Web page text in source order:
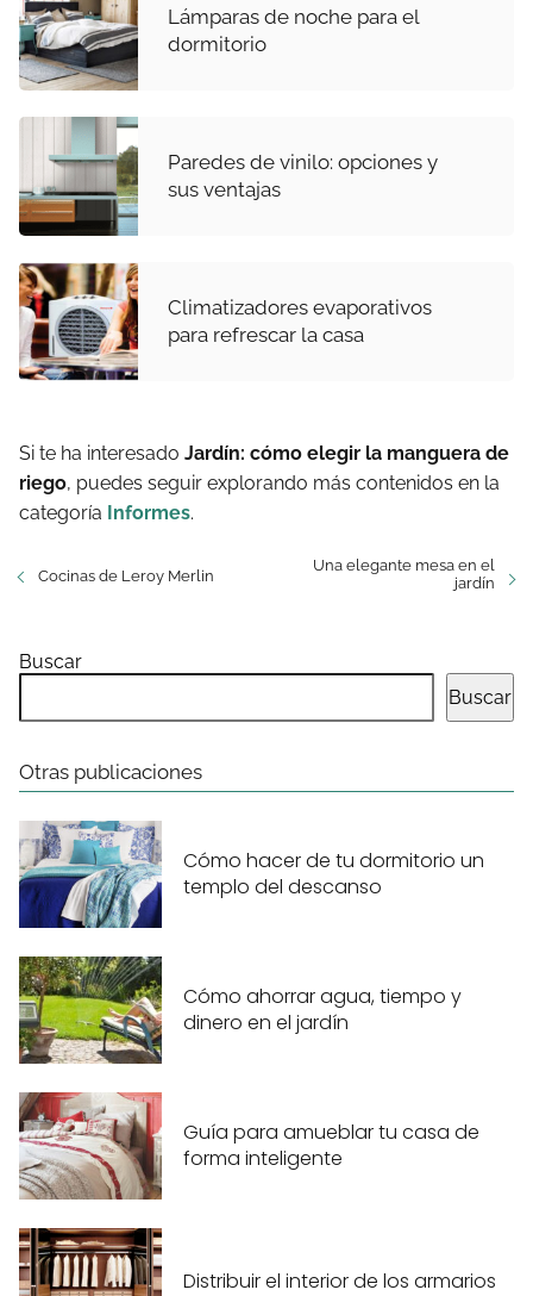
Lámparas de noche para el
dormitorio
Paredes de vinilo: opciones y
sus ventajas
Climatizadores evaporativos
para refrescar la casa
Si te ha interesado Jardín: cómo elegir la manguera de
riego, puedes seguir explorando más contenidos en la
categoría Informes.
Cocinas de Leroy Merlin
Una elegante mesa en el
jardín
Buscar
Buscar
Otras publicaciones
Cómo hacer de tu dormitorio un
templo del descanso
Cómo ahorrar agua, tiempo y
dinero en el jardín
Guía para amueblar tu casa de
forma inteligente
Distribuir el interior de los armarios